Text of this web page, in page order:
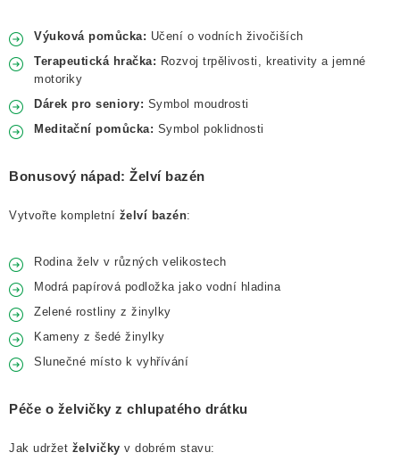
Výuková pomůcka: Učení o vodních živočiších
Terapeutická hračka: Rozvoj trpělivosti, kreativity a jemné
motoriky
Dárek pro seniory: Symbol moudrosti
Meditační pomůcka: Symbol poklidnosti
Bonusový nápad: Želví bazén
Vytvořte kompletní želví bazén:
Rodina želv v různých velikostech
Modrá papírová podložka jako vodní hladina
Zelené rostliny z žinylky
Kameny z šedé žinylky
Slunečné místo k vyhřívání
Péče o želvičky z chlupatého drátku
Jak udržet želvičky v dobrém stavu: